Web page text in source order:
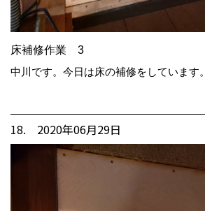
床補修作業 3
中川です。今日は床の補修をしています。
18. 2020年06月29日